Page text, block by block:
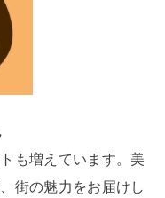
も増えています。美
街の魅力をお届けし